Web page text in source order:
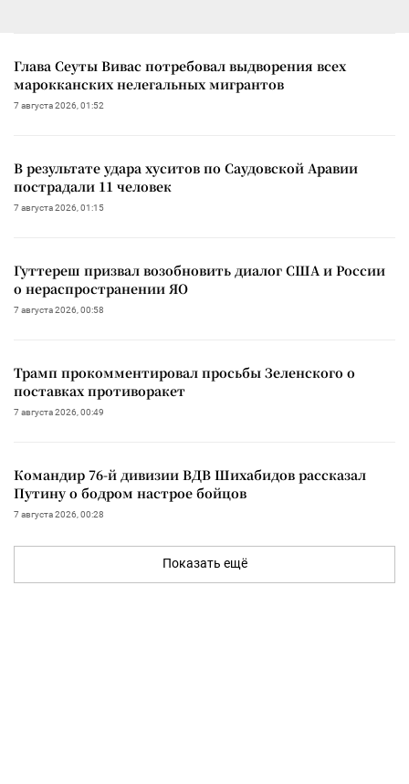
Глава Сеуты Вивас потребовал выдворения всех
марокканских нелегальных мигрантов
7 августа 2026, 01:52
В результате удара хуситов по Саудовской Аравии
пострадали 11 человек
7 августа 2026, 01:15
Гуттереш призвал возобновить диалог США и России
о нераспространении ЯО
7 августа 2026, 00:58
Трамп прокомментировал просьбы Зеленского о
поставках противоракет
7 августа 2026, 00:49
Командир 76-й дивизии ВДВ Шихабидов рассказал
Путину о бодром настрое бойцов
7 августа 2026, 00:28
Показать ещё